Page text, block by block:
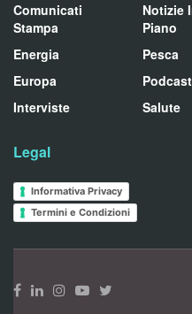
Comunicati
Stampa
Energia
Europa
Interviste
Notizie
Piano
Pesca
Podcast
Salute
Legal
Informativa Privacy
Termini e Condizioni